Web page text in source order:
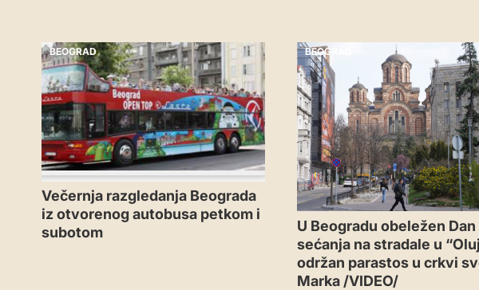
BEOGRAD
Večernja razgledanja Beograda
iz otvorenog autobusa petkom i
subotom
BEOGRAD
U Beogradu obeležen Dan
sećanja na stradale u
održan parastos u crkvi
Marka /VIDEO/